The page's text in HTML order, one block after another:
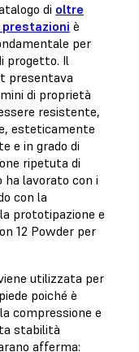
di oltre
è
per
progetto. Il
presentava
di proprietà
resistente,
esteticamente
e in grado di
ripetuta di
ha lavorato con i
con la
prototipazione e
12 Powder per
utilizzata per
poiché è
compressione e
stabilità
afferma: